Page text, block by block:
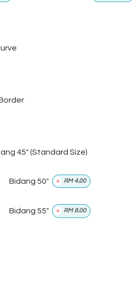
45" (Standard Size)
Bidang 50" + RM 4.00
Bidang 55" + RM 8.00